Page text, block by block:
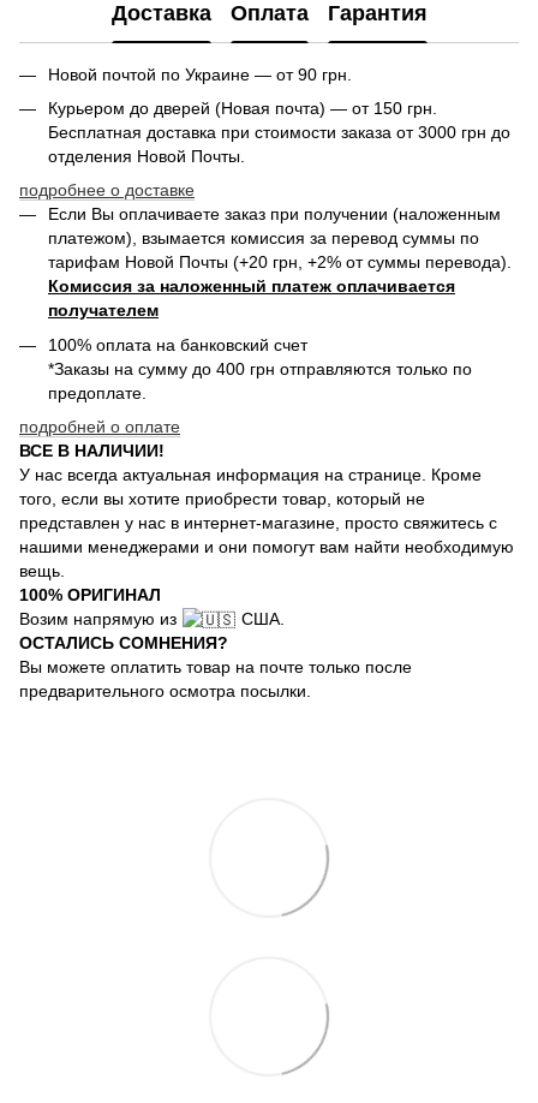
Доставка Оплата Гарантия
Новой почтой по Украине — от 90 грн.
Курьером до дверей (Новая почта) — от 150 грн.
Бесплатная доставка при стоимости заказа от 3000 грн до
отделения Новой Почты.
подробнее о доставке
Если Вы оплачиваете заказ при получении (наложенным
платежом), взымается комиссия за перевод суммы по
тарифам Новой Почты (+20 грн, +2% от суммы перевода).
Комиссия за наложенный платеж оплачивается
получателем
100% оплата на банковский счет
*Заказы на сумму до 400 грн отправляются только по
предоплате.
подробней о оплате
ВСЕ В НАЛИЧИИ!
У нас всегда актуальная информация на странице. Кроме
того, если вы хотите приобрести товар, который не
представлен у нас в интернет-магазине, просто свяжитесь с
нашими менеджерами и они помогут вам найти необходимую
вещь.
100% ОРИГИНАЛ
Возим напрямую из
США.
ОСТАЛИСЬ СОМНЕНИЯ?
Вы можете оплатить товар на почте только после
предварительного осмотра посылки.